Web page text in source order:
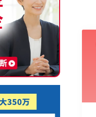
業 卸売･小売業
海外展開